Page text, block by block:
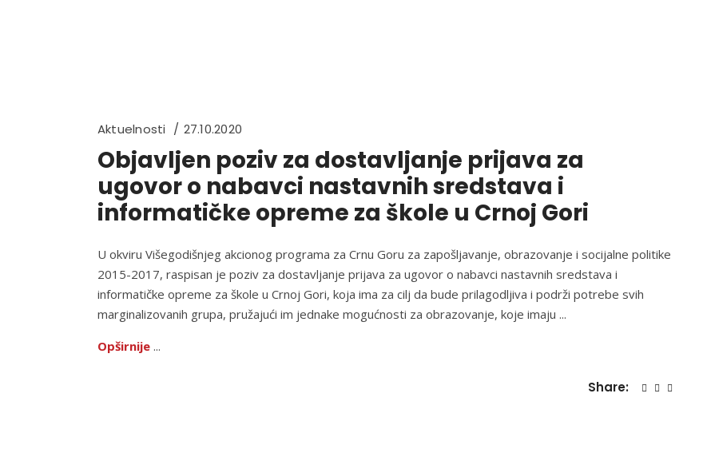
Aktuelnosti 27.10.2020
Objavljen poziv za dostavljanje prijava za
ugovor o nabavci nastavnih sredstava i
informatičke opreme za škole u Crnoj Gori
U okviru Višegodišnjeg akcionog programa za Crnu Goru za zapošljavanje, obrazovanje i socijalne politike
2015-2017, raspisan je poziv za dostavljanje prijava za ugovor o nabavci nastavnih sredstava i
informatičke opreme za škole u Crnoj Gori, koja ima za cilj da bude prilagodljiva i podrži potrebe svih
marginalizovanih grupa, pružajući im jednake mogućnosti za obrazovanje, koje imaju
Opširnije
Share: